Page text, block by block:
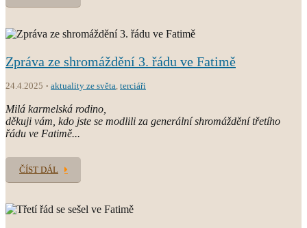
Zpráva ze shromáždění 3. řádu ve Fatimě
24.4.2025 aktuality ze světa terciáři
Milá karmelská rodino,
děkuji vám, kdo jste se modlili za generální shromáždění třetího
řádu ve Fatimě...
ČÍST DÁL